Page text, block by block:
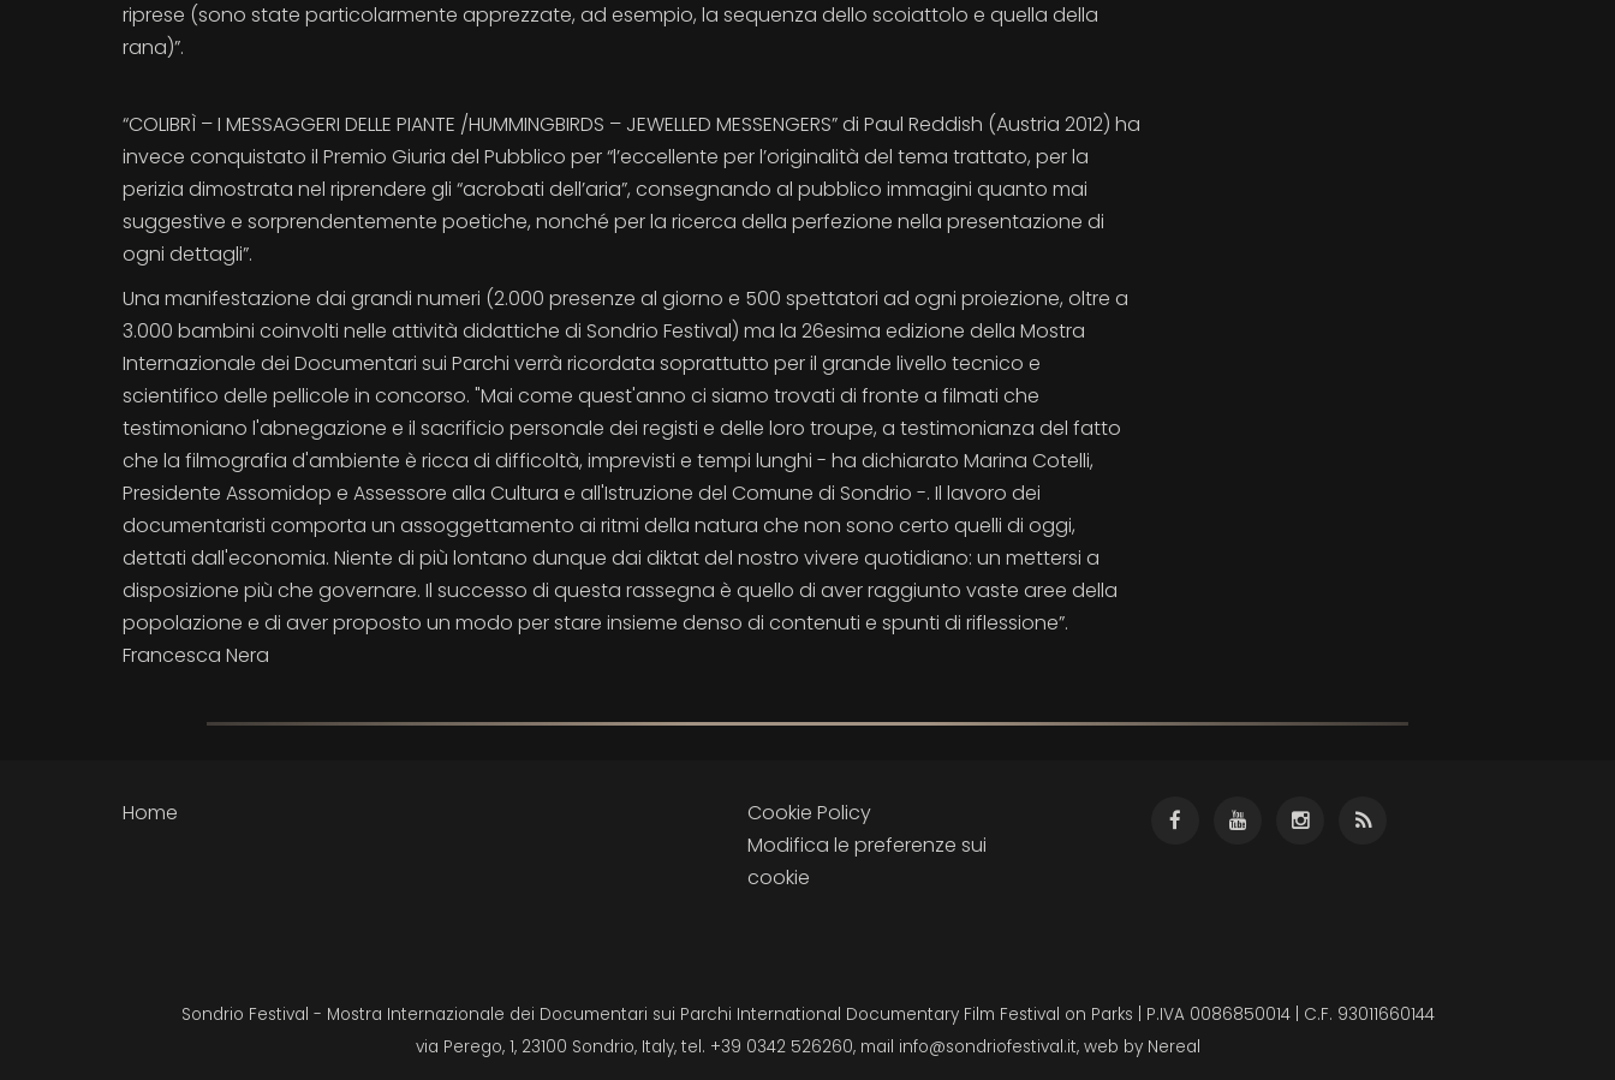
riprese (sono state particolarmente apprezzate, ad esempio, la sequenza dello scoiattolo e quella della
rana)”.
“COLIBRÌ – I MESSAGGERI DELLE PIANTE /HUMMINGBIRDS – JEWELLED MESSENGERS” di Paul Reddish (Austria 2012) ha
invece conquistato il Premio Giuria del Pubblico per “l’eccellente per l’originalità del tema trattato, per la
perizia dimostrata nel riprendere gli “acrobati dell’aria”, consegnando al pubblico immagini quanto mai
suggestive e sorprendentemente poetiche, nonché per la ricerca della perfezione nella presentazione di
ogni dettagli”.
Una manifestazione dai grandi numeri (2.000 presenze al giorno e 500 spettatori ad ogni proiezione, oltre a
3.000 bambini coinvolti nelle attività didattiche di Sondrio Festival) ma la 26esima edizione della Mostra
Internazionale dei Documentari sui Parchi verrà ricordata soprattutto per il grande livello tecnico e
scientifico delle pellicole in concorso. "Mai come quest'anno ci siamo trovati di fronte a filmati che
testimoniano l'abnegazione e il sacrificio personale dei registi e delle loro troupe, a testimonianza del fatto
che la filmografia d'ambiente è ricca di difficoltà, imprevisti e tempi lunghi - ha dichiarato Marina Cotelli,
Presidente Assomidop e Assessore alla Cultura e all'Istruzione del Comune di Sondrio -. Il lavoro dei
documentaristi comporta un assoggettamento ai ritmi della natura che non sono certo quelli di oggi,
dettati dall'economia. Niente di più lontano dunque dai diktat del nostro vivere quotidiano: un mettersi a
disposizione più che governare. Il successo di questa rassegna è quello di aver raggiunto vaste aree della
popolazione e di aver proposto un modo per stare insieme denso di contenuti e spunti di riflessione”.
Francesca Nera
Home
Cookie Policy
Modifica le preferenze sui
cookie
Sondrio Festival - Mostra Internazionale dei Documentari sui Parchi International Documentary Film Festival on Parks | P.IVA 0086850014 | C.F. 93011660144
via Perego, 1, 23100 Sondrio, Italy, tel. +39 0342 526260, mail info@sondriofestival.it, web by Nereal